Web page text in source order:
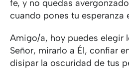
fe, y no quedas
cuando pones tu esperanza
Amigo/a, hoy puedes elegir
Señor, mirarlo a Él, confiar
disipar la oscuridad de tus